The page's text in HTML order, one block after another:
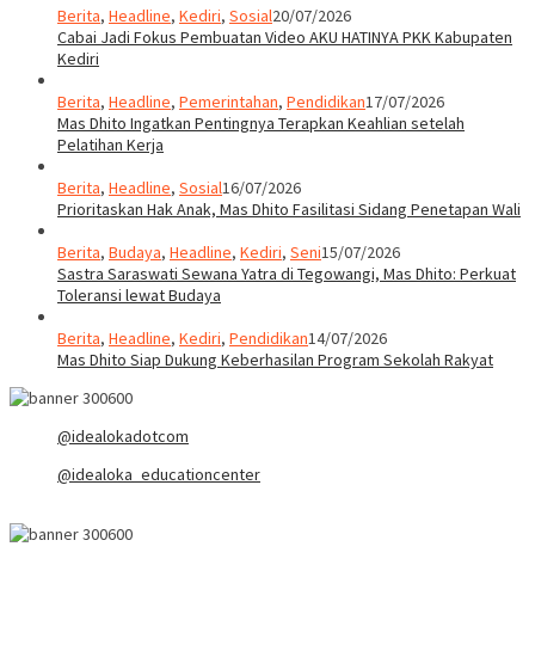
Berita, Headline, Kediri, Sosial20/07/2026
Cabai Jadi Fokus Pembuatan Video AKU HATINYA PKK Kabupaten
Kediri
Berita, Headline, Pemerintahan, Pendidikan17/07/2026
Mas Dhito Ingatkan Pentingnya Terapkan Keahlian setelah
Pelatihan Kerja
Berita, Headline, Sosial16/07/2026
Prioritaskan Hak Anak, Mas Dhito Fasilitasi Sidang Penetapan Wali
Berita, Budaya, Headline, Kediri, Seni15/07/2026
Sastra Saraswati Sewana Yatra di Tegowangi, Mas Dhito: Perkuat
Toleransi lewat Budaya
Berita, Headline, Kediri, Pendidikan14/07/2026
Mas Dhito Siap Dukung Keberhasilan Program Sekolah Rakyat
@idealokadotcom
@idealoka_educationcenter